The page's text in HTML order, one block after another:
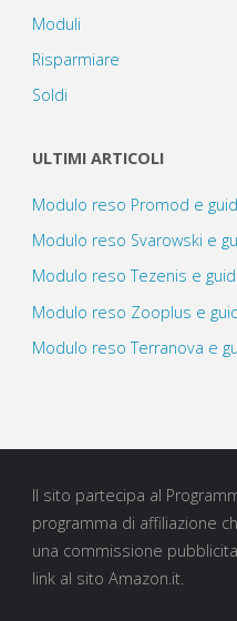
Moduli
Risparmiare
Soldi
ULTIMI ARTICOLI
Modulo reso Promod e
Modulo reso Svarowski e
Modulo reso Tezenis e
Modulo reso Zooplus e
Modulo reso Terranova e
Il sito partecipa al
programma di affiliazione
una commissione
link al sito Amazon.it.